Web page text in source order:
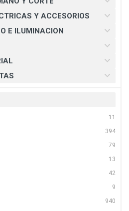
Y ACCESORIOS
E ILUMINACION
11
394
79
13
42
9
940